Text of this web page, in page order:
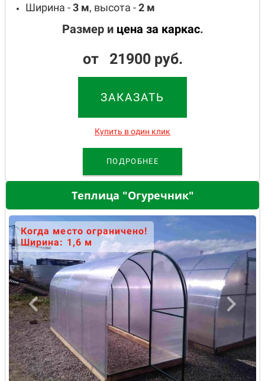
Ширина -3 м, высота -2 м
Размер и цена за каркас.
от 21900 руб.
ЗАКАЗАТЬ
Купить в один клик
ПОДРОБНЕЕ
Теплица "Огуречник"
Когда место ограничено!
Ширина: 1,6 м